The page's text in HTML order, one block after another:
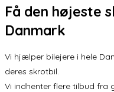
Få den højeste
Danmark
Vi hjælper bilejere i hele
deres skrotbil.
Vi indhenter flere tilbud fra